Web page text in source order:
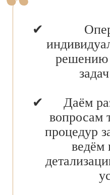
решению
Даём
вопросам
процедур
ведём